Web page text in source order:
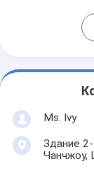
Ms. Ivy
Здание
Чанчжоу,